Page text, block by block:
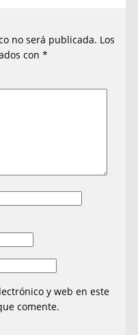
no será publicada. Los
con*
y web en este
comente.